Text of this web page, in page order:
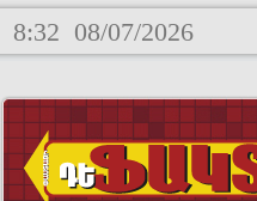
8:32 08/07/2026